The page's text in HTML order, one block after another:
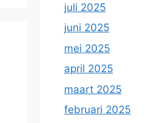
juli 2025
juni 2025
mei 2025
april 2025
maart 2025
februari 2025